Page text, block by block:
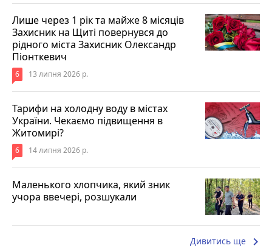
Лише через 1 рік та майже 8 місяців
Захисник на Щиті повернувся до
рідного міста Захисник Олександр
Піонткевич
6 13 липня 2026 р.
Тарифи на холодну воду в містах
України. Чекаємо підвищення в
Житомирі?
6 14 липня 2026 р.
Маленького хлопчика, який зник
учора ввечері, розшукали
Дивитись ще keyboard_arrow_right